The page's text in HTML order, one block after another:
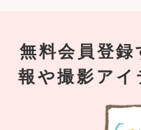
無料会員登
報や撮影ア